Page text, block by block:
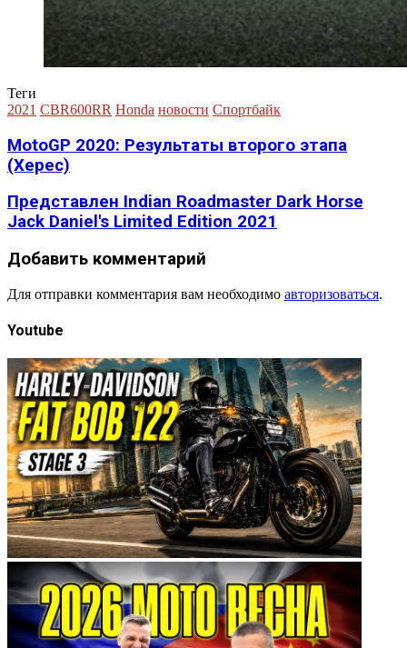
Теги
2021 CBR600RR Honda новости Спортбайк
MotoGP 2020: Результаты второго этапа
(Херес)
Представлен Indian Roadmaster Dark Horse
Jack Daniel's Limited Edition 2021
Добавить комментарий
Для отправки комментария вам необходимо авторизоваться.
Youtube